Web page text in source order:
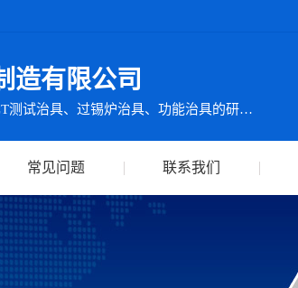
造有限公司
集ICT测试仪检测设备及波峰焊治具、ICT测试治具、过锡炉治具、功能治具的研发、生产、销售、服务于一体
常见问题 联系我们